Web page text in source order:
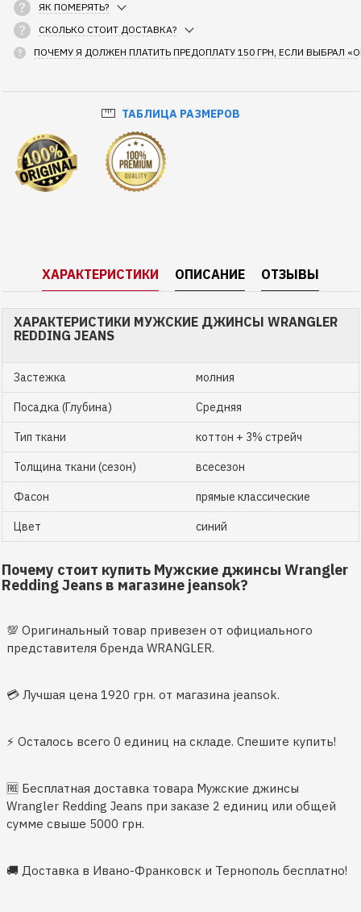
ЯК ПОМЕРЯТЬ?
СКОЛЬКО СТОИТ ДОСТАВКА?
ПОЧЕМУ Я ДОЛЖЕН ПЛАТИТЬ ПРЕДОПЛАТУ 150 ГРН, ЕСЛИ ВЫБРАЛ
ТАБЛИЦА РАЗМЕРОВ
ХАРАКТЕРИСТИКИ ОПИСАНИЕ ОТЗЫВЫ
ХАРАКТЕРИСТИКИ МУЖСКИЕ ДЖИНСЫ WRANGLER
REDDING JEANS
Застежка молния
Посадка (Глубина) Средняя
Тип ткани коттон + 3% стрейч
Толщина ткани (сезон) всесезон
Фасон прямые классические
Цвет синий
Почему стоит купить Мужские джинсы Wrangler
Redding Jeans в магазине jeansok?
💯 Оригинальный товар привезен от официального
представителя бренда WRANGLER.
💳 Лучшая цена 1920 грн. от магазина jeansok.
⚡️ Осталось всего 0 единиц на складе. Спешите купить!
🆓 Бесплатная доставка товара Мужские джинсы
Wrangler Redding Jeans при заказе 2 единиц или общей
сумме свыше 5000 грн.
🚚 Доставка в Ивано-Франковск и Тернополь бесплатно!